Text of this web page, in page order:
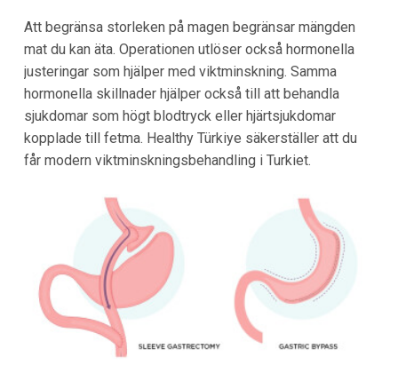
Att begränsa storleken på magen begränsar mängden
mat du kan äta. Operationen utlöser också hormonella
justeringar som hjälper med viktminskning. Samma
hormonella skillnader hjälper också till att behandla
sjukdomar som högt blodtryck eller hjärtsjukdomar
kopplade till fetma. Healthy Türkiye säkerställer att du
får modern viktminskningsbehandling i Turkiet.